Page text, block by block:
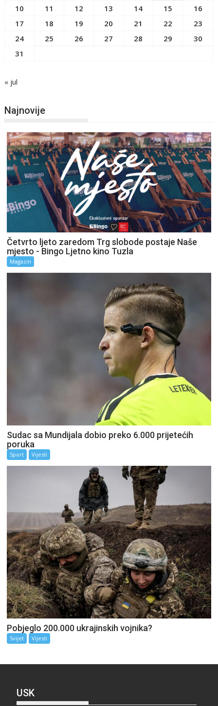
10
11 12 13 14 15
16
17
18 19 20 21 22
23
24
25 26 27 28 29
30
31
« jul
Najnovije
Četvrto ljeto zaredom Trg slobode postaje Naše
mjesto - Bingo Ljetno kino Tuzla
Magazin
Sudac sa Mundijala dobio preko 6.000 prijetećih
poruka
Sport Vijesti
Pobjeglo 200.000 ukrajinskih vojnika?
Svijet Vijesti
USK